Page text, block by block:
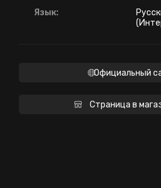
Язык:
Официальный
Страница в